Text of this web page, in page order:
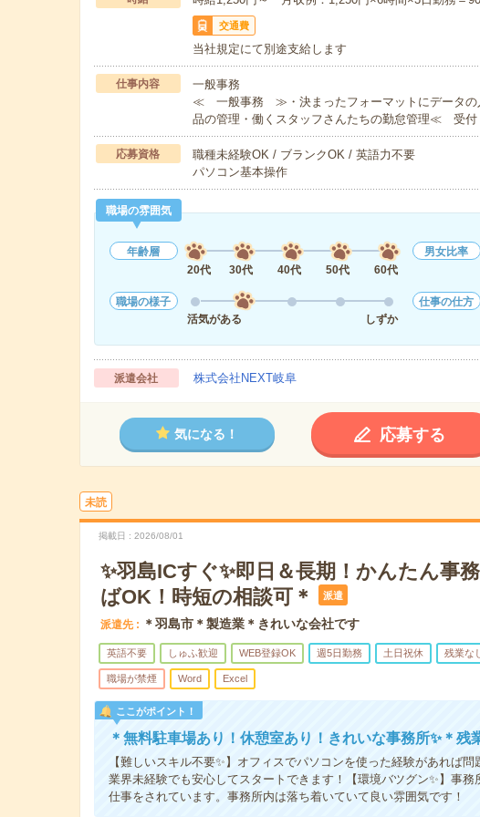
交通費
当社規定にて別途支給します
仕事内容
一般事務
≪ 一般事務 ≫・決まったフォーマットにデータの
品の管理・働くスタッフさんたちの勤怠管理≪
応募資格
職種未経験OK / ブランクOK / 英語力不要
パソコン基本操作
職場の雰囲気
年齢層
20代
30代 40代 50代 60代
男女比率
職場の様子
活気がある
しずか
仕事の仕方
派遣会社 株式会社NEXT岐阜
気になる！ 応募する
未読
掲載日 2026/08/01
✨羽島ICすぐ✨即日＆長期！かんたん事
ばOK！時短の相談可＊
派遣
派遣先 ＊羽島市＊製造業＊きれいな会社です
英語不要 しゅふ歓迎 WEB登録OK 週5日勤務 土日祝休 残業な
職場が禁煙 Word Excel
ここがポイント！
＊無料駐車場あり！休憩室あり！きれいな事務所✨＊残
【難しいスキル不要✨】オフィスでパソコンを使った経験があれば
業界未経験でも安心してスタートできます！【環境バツグン✨】事
仕事をされています。事務所内は落ち着いていて良い雰囲気です！